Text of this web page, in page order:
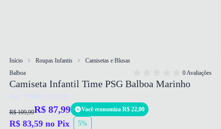
Início Roupas Infantis
Camisetas e Blusas
Balboa
0 Avaliações
Camiseta Infantil Time PSG Balboa Marinho
Ref: 7908931316289
R$ 109,99R$ 87,99 Você economiza R$ 22,00
R$ 83,59 no Pix 5%